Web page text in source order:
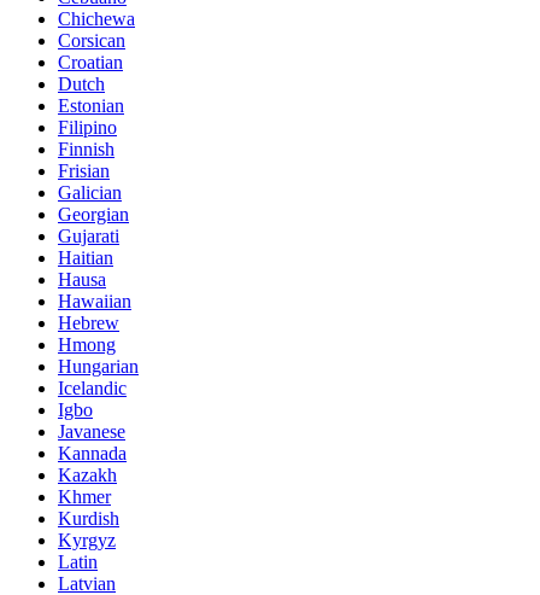
Chichewa
Corsican
Croatian
Dutch
Estonian
Filipino
Finnish
Frisian
Galician
Georgian
Gujarati
Haitian
Hausa
Hawaiian
Hebrew
Hmong
Hungarian
Icelandic
Igbo
Javanese
Kannada
Kazakh
Khmer
Kurdish
Kyrgyz
Latin
Latvian